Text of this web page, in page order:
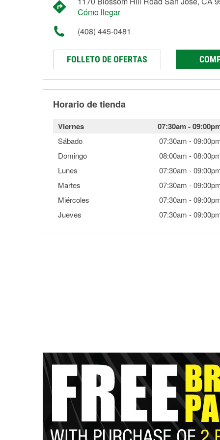
Cómo llegar
(408) 445-0481
FOLLETO DE OFERTAS
Horario de tienda
Viernes 07:30am-
Sábado 07:30am -
Domingo
08:00am -
Lunes
07:30am -
Martes
07:30am -
Miércoles
07:30am -
Jueves
07:30am -